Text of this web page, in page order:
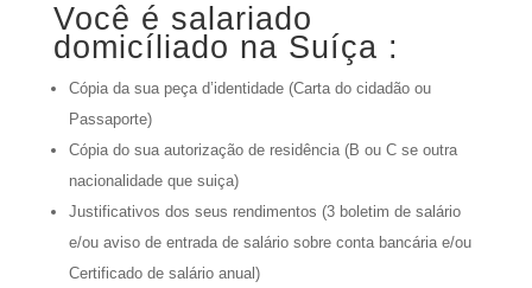
Você é salariado
domicíliado na Suíça :
Cópia da sua peça d’identidade (Carta do cidadão ou
Passaporte)
Cópia do sua autorização de residência (B ou C se outra
nacionalidade que suiça)
Justificativos dos seus rendimentos (3 boletim de salário
e/ou aviso de entrada de salário sobre conta bancária e/ou
Certificado de salário anual)